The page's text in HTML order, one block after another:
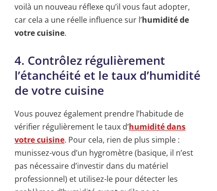
voilà un nouveau réflexe qu’il vous faut adopter,
car cela a une réelle influence sur l’humidité de
votre cuisine.
4. Contrôlez régulièrement
l’étanchéité et le taux d’humidité
de votre cuisine
Vous pouvez également prendre l’habitude de
vérifier régulièrement le taux d’humidité dans
votre cuisine. Pour cela, rien de plus simple :
munissez-vous d’un hygromètre (basique, il n’est
pas nécessaire d’investir dans du matériel
professionnel) et utilisez-le pour détecter les